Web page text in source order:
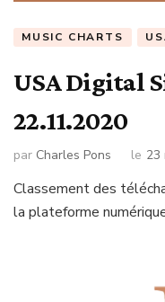
MUSIC CHARTS
USA Digital
22.11.2020
par Charles Pons le 23
Classement des
la plateforme